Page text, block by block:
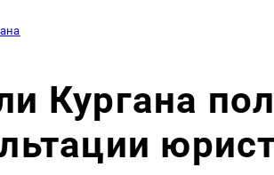
Кургана